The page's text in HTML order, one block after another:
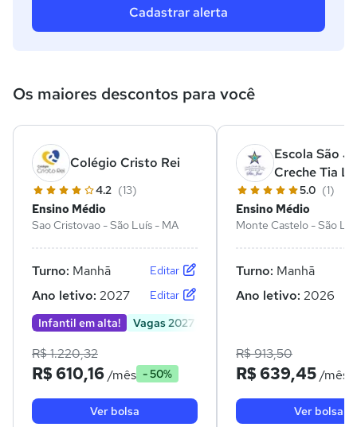
Cadastrar alerta
Os maiores descontos para você
Colégio Cristo Rei
4.2 (13)
Ensino Médio
Sao Cristovao - São Luís - MA
Turno: Manhã Editar
Ano letivo: 2027
Editar
Infantil em alta!
Vagas 2027
R$ 1.220,32
R$ 610,16/mês - 50%
Ver bolsa
Escola São
Creche Tia
5.0 (1)
Ensino Médio
Monte Castelo - São
Turno: Manhã
Ano letivo: 2026
R$ 913,50
R$ 639,45/mês
Ver bolsa